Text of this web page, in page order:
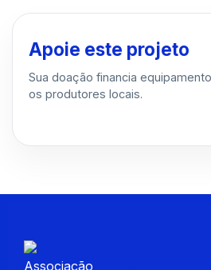
Apoie este projeto
Sua doação financia
os produtores locais.